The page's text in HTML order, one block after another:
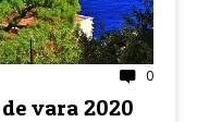
0
vara 2020